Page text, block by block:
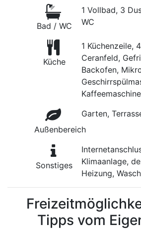
Bad / WC
1 Vollbad, 3
WC
Küche
1 Küchenzeile,
Ceranfeld,
Backofen,
Kaffeemaschine
Außenbereich
Garten,
Sonstiges
Klimaanlage,
Heizung,
Tipps vom